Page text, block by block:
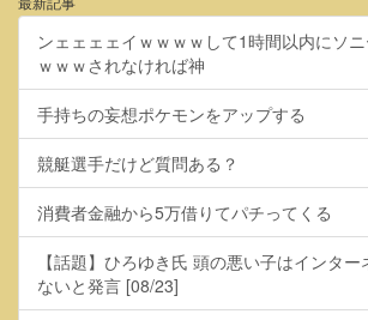
ンェェェェイｗｗｗｗして1時間以内にソ
ｗｗｗされなければ神
手持ちの妄想ポケモンをアップする
競艇選手だけど質問ある？
消費者金融から5万借りてパチってくる
【話題】ひろゆき氏 頭の悪い子はインタ
ないと発言 [08/23]